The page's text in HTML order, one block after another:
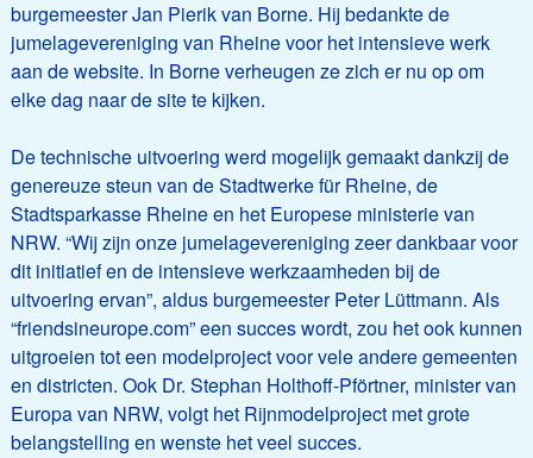
burgemeester Jan Pierik van Borne. Hij bedankte de
jumelagevereniging van Rheine voor het intensieve werk
aan de website. In Borne verheugen ze zich er nu op om
elke dag naar de site te kijken.
De technische uitvoering werd mogelijk gemaakt dankzij de
genereuze steun van de Stadtwerke für Rheine, de
Stadtsparkasse Rheine en het Europese ministerie van
NRW. “Wij zijn onze jumelagevereniging zeer dankbaar voor
dit initiatief en de intensieve werkzaamheden bij de
uitvoering ervan”, aldus burgemeester Peter Lüttmann. Als
“friendsineurope.com” een succes wordt, zou het ook kunnen
uitgroeien tot een modelproject voor vele andere gemeenten
en districten. Ook Dr. Stephan Holthoff-Pförtner, minister van
Europa van NRW, volgt het Rijnmodelproject met grote
belangstelling en wenste het veel succes.